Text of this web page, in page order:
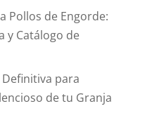
Pollos de Engorde:
y Catálogo de
Definitiva para
de tu Granja